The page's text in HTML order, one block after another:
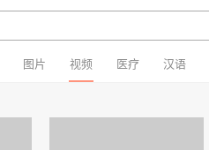
图片 视频 医疗 汉语